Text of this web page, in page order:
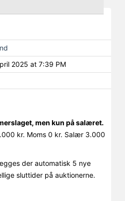
2025 at 7:39 PM
men kun på salæret.
kr. Moms 0 kr. Salær 3.000
der automatisk 5 nye
sluttider på auktionerne.